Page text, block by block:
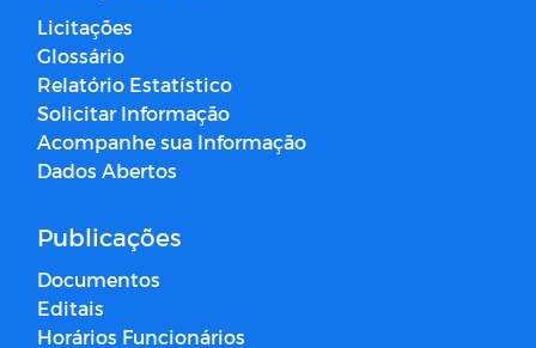
Licitações
Glossário
Relatório Estatístico
Solicitar Informação
Acompanhe sua Informação
Dados Abertos
Publicações
Documentos
Editais
Horários Funcionários